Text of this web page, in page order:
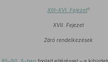
XIII–XVI. Fejezet9
XVII. Fejezet
Záró rendelkezések